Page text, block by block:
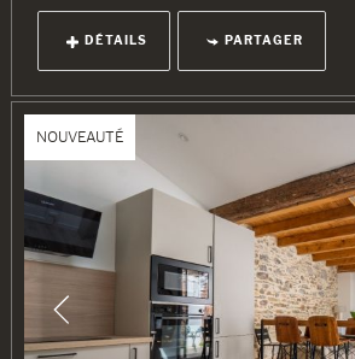
DÉTAILS PARTAGER
NOUVEAUTÉ